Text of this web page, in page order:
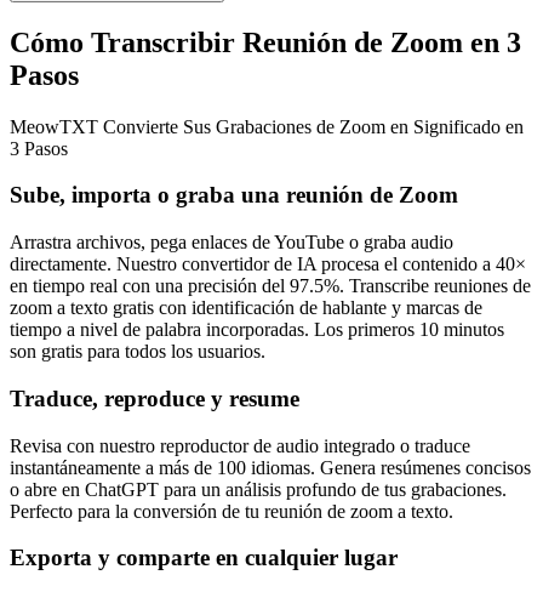
Cómo Transcribir Reunión de Zoom en 3
Pasos
MeowTXT Convierte Sus Grabaciones de Zoom en Significado en
3 Pasos
Sube, importa o graba una reunión de Zoom
Arrastra archivos, pega enlaces de YouTube o graba audio
directamente. Nuestro convertidor de IA procesa el contenido a 40×
en tiempo real con una precisión del 97.5%. Transcribe reuniones de
zoom a texto gratis con identificación de hablante y marcas de
tiempo a nivel de palabra incorporadas. Los primeros 10 minutos
son gratis para todos los usuarios.
Traduce, reproduce y resume
Revisa con nuestro reproductor de audio integrado o traduce
instantáneamente a más de 100 idiomas. Genera resúmenes concisos
o abre en ChatGPT para un análisis profundo de tus grabaciones.
Perfecto para la conversión de tu reunión de zoom a texto.
Exporta y comparte en cualquier lugar